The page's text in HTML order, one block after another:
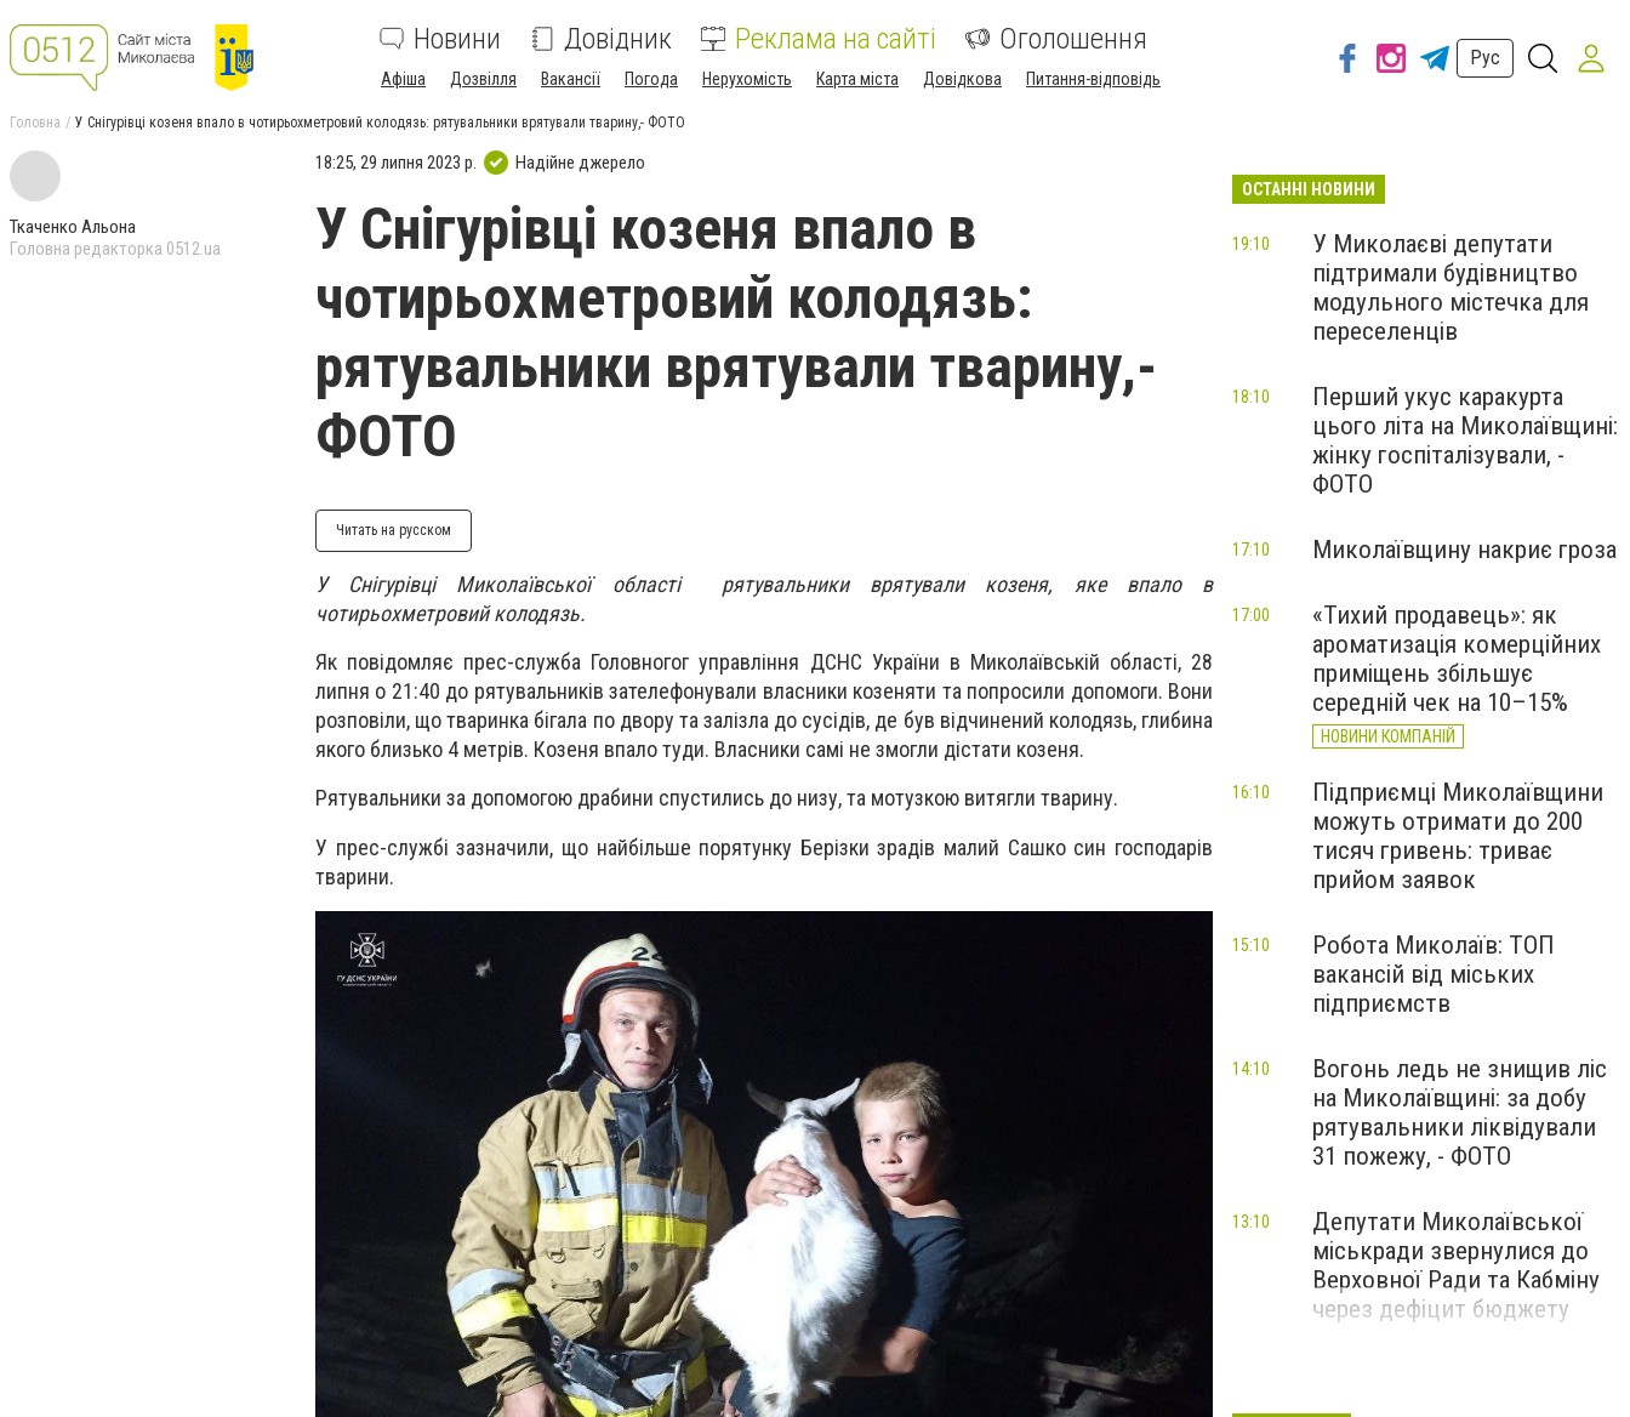
Новини Довідник Реклама на сайті Оголошення
Афіша Дозвілля Вакансії Погода Нерухомість Карта міста Довідкова Питання-відповідь
Рус
Головна У Снігурівці козеня впало в чотирьохметровий колодязь: рятувальники врятували тварину,- ФОТО
Ткаченко Альона
Головна редакторка 0512.ua
18:25, 29 липня 2023 р. Надійне джерело
У Снігурівці козеня впало в
чотирьохметровий колодязь:
рятувальники врятували тварину,-
ФОТО
Читать на русском
У Снігурівці Миколаївської області рятувальники врятували козеня, яке впало в
чотирьохметровий колодязь.
Як повідомляє прес-служба Головногог управління ДСНС України в Миколаївській області, 28
липня о 21:40 до рятувальників зателефонували власники козеняти та попросили допомоги. Вони
розповіли, що тваринка бігала по двору та залізла до сусідів, де був відчинений колодязь, глибина
якого близько 4 метрів. Козеня впало туди. Власники самі не змогли дістати козеня.
Рятувальники за допомогою драбини спустились до низу, та мотузкою витягли тварину.
У прес-службі зазначили, що найбільше порятунку Берізки зрадів малий Сашко син господарів
тварини.
ОСТАННІ НОВИНИ
У Миколаєві депутати
підтримали будівництво
модульного містечка для
переселенців
19:10
Перший укус каракурта
цього літа на Миколаївщині:
жінку госпіталізували, -
ФОТО
18:10
Миколаївщину накриє гроза
17:10
«Тихий продавець»: як
ароматизація комерційних
приміщень збільшує
середній чек на 10–15%
НОВИНИ КОМПАНІЙ
17:00
Підприємці Миколаївщини
можуть отримати до 200
тисяч гривень: триває
прийом заявок
16:10
Робота Миколаїв: ТОП
вакансій від міських
підприємств
15:10
Вогонь ледь не знищив ліс
на Миколаївщині: за добу
рятувальники ліквідували
31 пожежу, - ФОТО
14:10
Депутати Миколаївської
міськради звернулися до
Верховної Ради та Кабміну
через дефіцит бюджету
13:10